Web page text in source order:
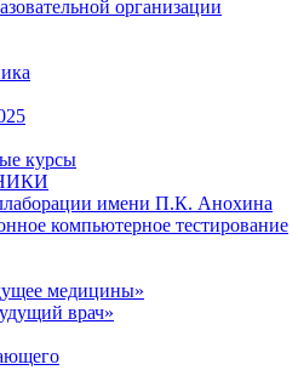
организации
курсы
имени П.К. Анохина
компьютерное тестирование
медицины»
врач»